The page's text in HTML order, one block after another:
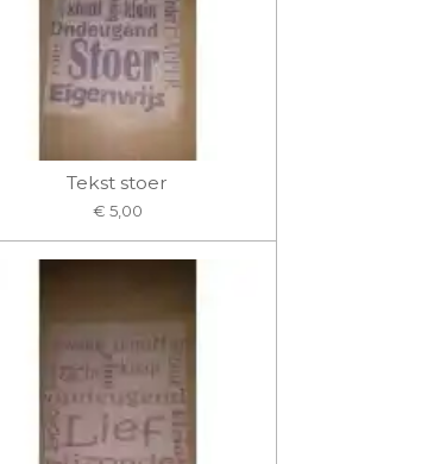
Tekst stoer
€ 5,00